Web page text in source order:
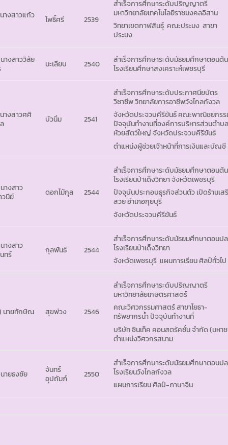
างสาวแก้ว โพธิ์ศรี 2539
สำเร็จการศึกษาระดับปริญญาตรี
มหาวิทยาลัยเทคโนโลยีราชมงคลอิสาน
วิทยาเขตกาฬสินธุ์ คณะประมง สาขา
ประมง
างสาววิลัย
มะเลียบ 2540
สำเร็จการศึกษาระดับมัธยมศึกษาตอนต้น
โรงเรียนศึกษาสงเคราะห์เพชรบุรี
างสาวศศิ
บัวนิ่ม 2541
สำเร็จการศึกษาระดับประกาศนียบัตร
วิชาชีพ วิทยาลัยการอาชีพวังไกลกังวล
จังหวัดประจวบคีรีขันธ์ คณะพาณิชยกร
ปัจจุบันทำงานที่องค์การบริหารส่วนตำบ
ห้วยสัตว์ใหญ่ จังหวัดประจวบคีรีขันธ์
ตำแหน่งผู้ช่วยเจ้าหน้าที่การเงินและบัญชี
างสาว
วนีย์
ดอกไม้กุล 2544
สำเร็จการศึกษาระดับมัธยมศึกษาตอนต้น
โรงเรียนป่าเด็งวิทยา จังหวัดเพชรบุรี
ปัจจุบันประกอบธุรกิจส่วนตัว เปิดร้านเส
สวย อำเภอกุยบุรี
จังหวัดประจวบคีรีขันธ์
างสาว
ทร์
กุลพันธ์ 2544
สำเร็จการศึกษาระดับมัธยมศึกษาตอนป
โรงเรียนป่าเด็งวิทยา
จังหวัดเพชรบุรี แผนการเรียน ศิลป์ทั่วไป
นายทักษิณ สุขพ่วง 2546
สำเร็จการศึกษาระดับปริญญาตรี
มหาวิทยาลัยเกษตรศาสตร์
คณะวิศวกรรมศาสตร์ สาขาโยธา-
ทรัพยากรน้ำ ปัจจุบันทำงานที่
บริษัท ซินเท็ค คอนสตรัคชั่น จำกัด (มหา
ตำแหน่งวิศวกรสนาม
นายธงชัย
จันทร์
อุปถัมภ์
2550
สำเร็จการศึกษาระดับมัธยมศึกษาตอนป
โรงเรียนวังไกลกังวล
แผนการเรียน ศิลป์-ภาษาจีน